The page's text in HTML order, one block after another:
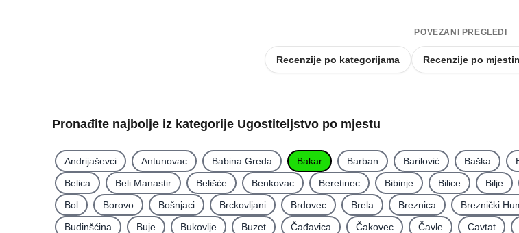
POVEZANI PREGLEDI
Recenzije po kategorijama Recenzije po
Pronađite najbolje iz kategorije Ugostiteljstvo po mjestu
Andrijaševci Antunovac Babina Greda Bakar Barban Barilović Baška
Belica
Beli Manastir Belišće Benkovac Beretinec Bibinje Bilice Bilje
Bol
Borovo Bošnjaci Brckovljani Brdovec Brela Breznica Breznički
Budinšćina
Buje Bukovlje Buzet Čađavica Čakovec Čavle Cavtat